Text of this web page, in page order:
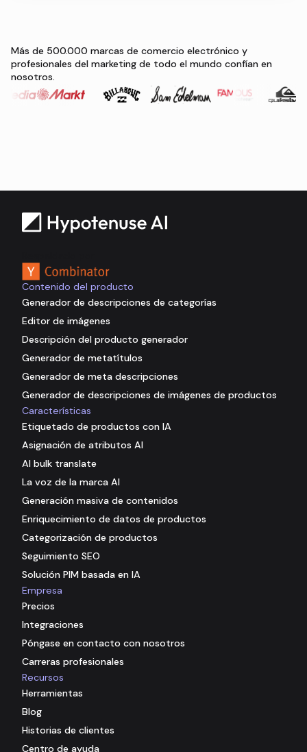
Más de 500.000 marcas de comercio electrónico y
profesionales del marketing de todo el mundo confían en
nosotros.
Empresa
Precios
Integraciones
Póngase en contacto con nosotros
Carreras profesionales
Contenido del producto
Generador de descripciones de categorías
Editor de imágenes
Descripción del producto generador
Generador de metatítulos
Generador de meta descripciones
Generador de descripciones de imágenes de productos
Características
Etiquetado de productos con IA
Asignación de atributos AI
AI bulk translate
La voz de la marca AI
Generación masiva de contenidos
Enriquecimiento de datos de productos
Categorización de productos
Seguimiento SEO
Solución PIM basada en IA
Recursos
Herramientas
Blog
Historias de clientes
Centro de ayuda